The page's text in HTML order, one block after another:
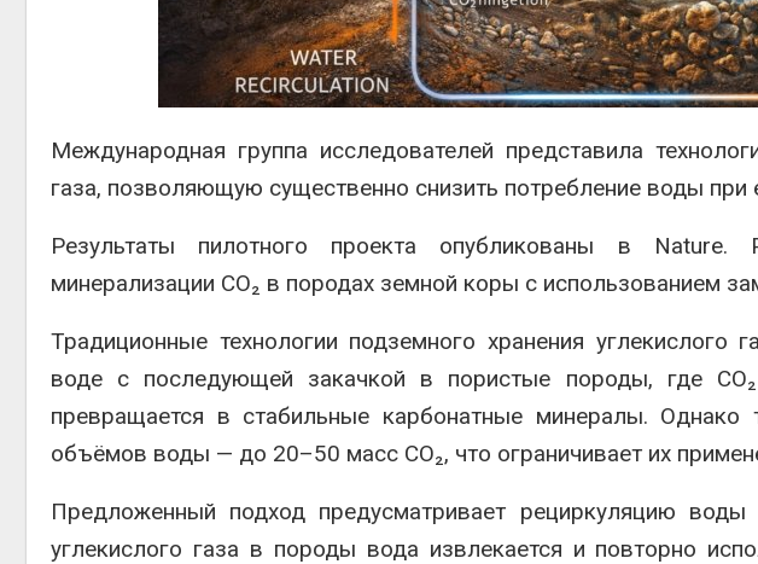
Международная группа исследователей представила
газа, позволяющую существенно снизить потребление воды при
Результаты пилотного проекта опубликованы в Nature.
минерализации CO₂ в породах земной коры с использованием
Традиционные технологии подземного хранения углекислого
воде с последующей закачкой в пористые породы, где
превращается в стабильные карбонатные минералы. Однако
объёмов воды — до 20–50 масс CO₂, что ограничивает их
Предложенный подход предусматривает рециркуляцию
углекислого газа в породы вода извлекается и повторно
строительство
объектов и уборку
контейнерных площадок
Авг 7, 2026
ограничивает
пресной воды